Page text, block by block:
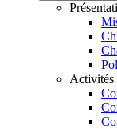
Activités